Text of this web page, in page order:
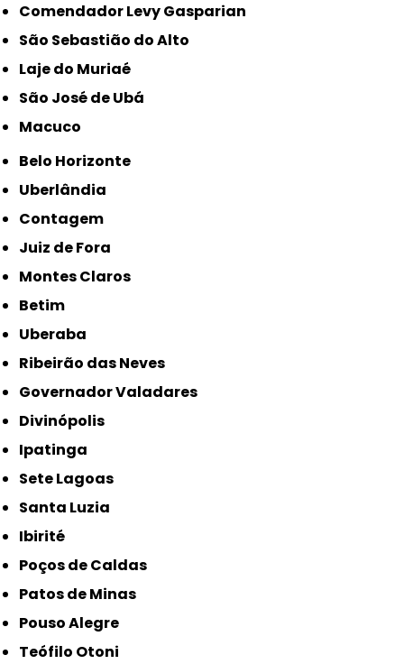
Comendador Levy Gasparian
São Sebastião do Alto
Laje do Muriaé
São José de Ubá
Macuco
Belo Horizonte
Uberlândia
Contagem
Juiz de Fora
Montes Claros
Betim
Uberaba
Ribeirão das Neves
Governador Valadares
Divinópolis
Ipatinga
Sete Lagoas
Santa Luzia
Ibirité
Poços de Caldas
Patos de Minas
Pouso Alegre
Teófilo Otoni